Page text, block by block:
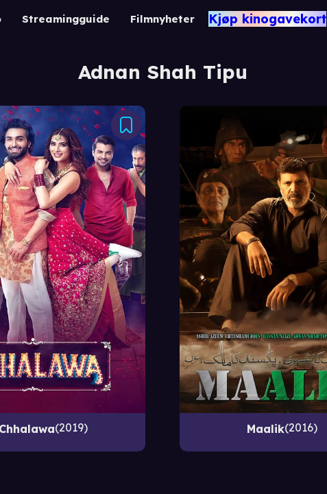
Streamingguide Filmnyheter Kjøp kinogavekort
Adnan Shah Tipu
Chhalawa 2019 Maalik 2016